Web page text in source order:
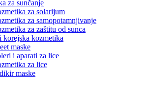
za sunčanje
za solarijum
za samopotamnjivanje
za zaštitu od sunca
korejska kozmetika
maske
i aparati za lice
za lice
maske